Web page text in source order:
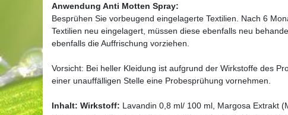
Anwendung Anti Motten Spray:
Besprühen Sie vorbeugend eingelagerte Textilien. Nach 6
Textilien neu eingelagert, müssen diese ebenfalls neu
ebenfalls die Auffrischung vorziehen.
Vorsicht: Bei heller Kleidung ist aufgrund der Wirkstoffe des
einer unauffälligen Stelle eine Probesprühung vornehmen.
Inhalt: Wirkstoff: Lavandin 0,8 ml/ 100 ml, Margosa Extrakt